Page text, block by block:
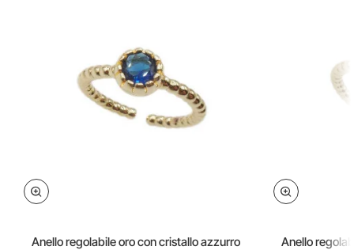
Anello regolabile oro con cristallo azzurro Anello